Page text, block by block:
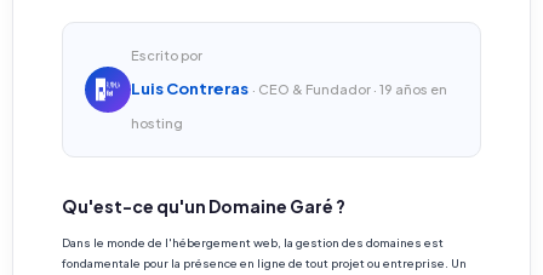
Escrito por
Luis Contreras · CEO & Fundador · 19 años en
hosting
Qu'est-ce qu'un Domaine Garé ?
Dans le monde de l'hébergement web, la gestion des domaines est
fondamentale pour la présence en ligne de tout projet ou entreprise. Un